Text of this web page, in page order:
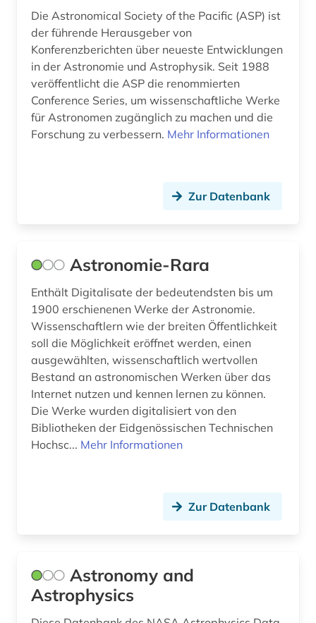
meeresphysik (1)
meeresströmung (1)
meereswissenschaften (1)
meeresökologie (2)
mems (1)
metrologie (1)
mikrosystemtechnik (3)
mineralogie (2)
modellierung (1)
molek&uuml (1)
molekularbiologie (2)
nanophotonik (1)
nanostruktur (1)
Die Astronomical Society of the Pacific (ASP) ist
der führende Herausgeber von
Konferenzberichten über neueste Entwicklungen
in der Astronomie und Astrophysik. Seit 1988
veröffentlicht die ASP die renommierten
Conference Series, um wissenschaftliche Werke
für Astronomen zugänglich zu machen und die
Forschung zu verbessern. Mehr Informationen
Zur Datenbank
Astronomie-Rara
Enthält Digitalisate der bedeutendsten bis um
1900 erschienenen Werke der Astronomie.
Wissenschaftlern wie der breiten Öffentlichkeit
soll die Möglichkeit eröffnet werden, einen
ausgewählten, wissenschaftlich wertvollen
Bestand an astronomischen Werken über das
Internet nutzen und kennen lernen zu können.
Die Werke wurden digitalisiert von den
Bibliotheken der Eidgenössischen Technischen
Hochsc... Mehr Informationen
Zur Datenbank
Astronomy and
Astrophysics